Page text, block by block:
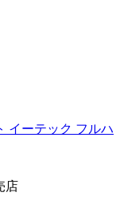
イーテック フルハ
店